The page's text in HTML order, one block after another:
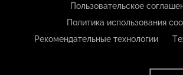
Пользовательское
Политика использования
Рекомендательные технологии